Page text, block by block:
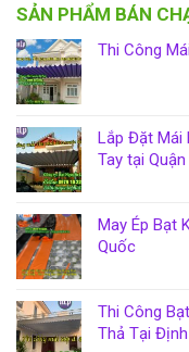
SẢN PHẨM BÁN
Thi Công
Lắp Đặt Mái
Tay tại
May Ép Bạt
Quốc
Thi Công
Thả Tại